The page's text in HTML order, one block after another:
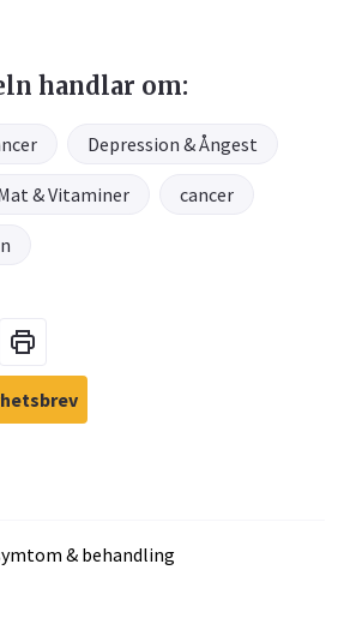
handlar om:
Depression & Ångest
& Vitaminer cancer